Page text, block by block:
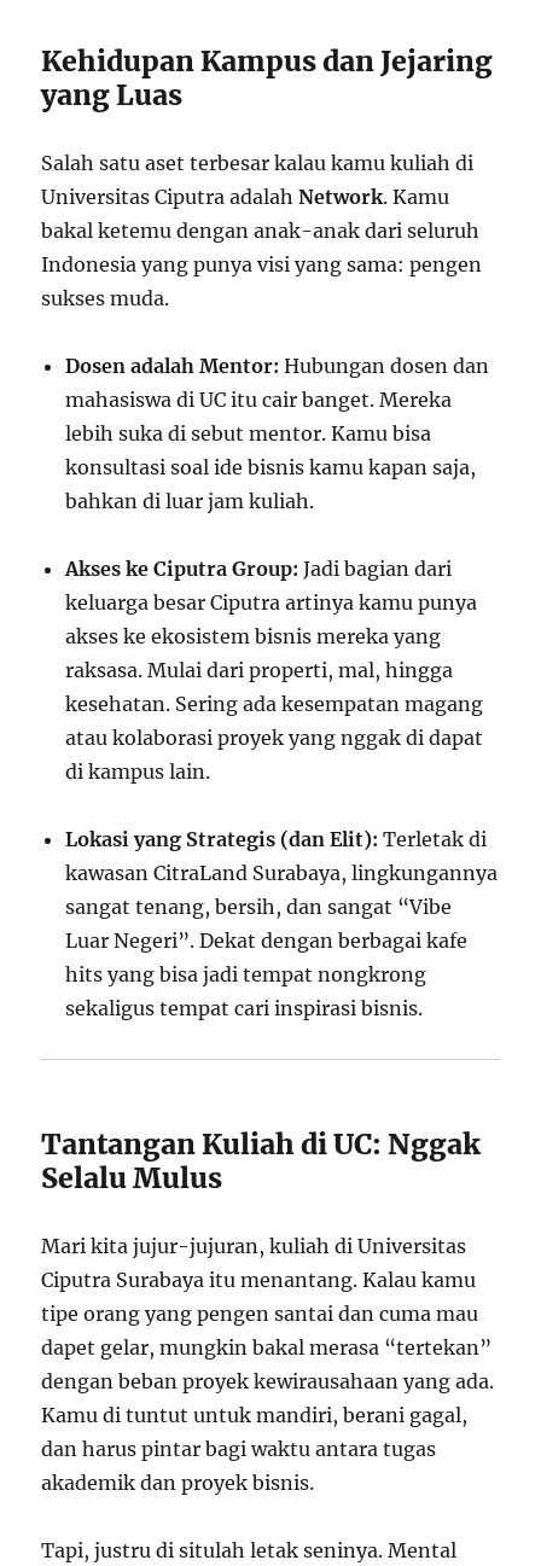
Kehidupan Kampus dan Jejaring
yang Luas
Salah satu aset terbesar kalau kamu kuliah di
Universitas Ciputra adalahNetwork. Kamu
bakal ketemu dengan anak-anak dari seluruh
Indonesia yang punya visi yang sama: pengen
sukses muda.
Dosen adalah Mentor: Hubungan dosen dan
mahasiswa di UC itu cair banget. Mereka
lebih suka di sebut mentor. Kamu bisa
konsultasi soal ide bisnis kamu kapan saja,
bahkan di luar jam kuliah.
Akses ke Ciputra Group: Jadi bagian dari
keluarga besar Ciputra artinya kamu punya
akses ke ekosistem bisnis mereka yang
raksasa. Mulai dari properti, mal, hingga
kesehatan. Sering ada kesempatan magang
atau kolaborasi proyek yang nggak di dapat
di kampus lain.
Lokasi yang Strategis (dan Elit): Terletak di
kawasan CitraLand Surabaya, lingkungannya
sangat tenang, bersih, dan sangat “Vibe
Luar Negeri”. Dekat dengan berbagai kafe
hits yang bisa jadi tempat nongkrong
sekaligus tempat cari inspirasi bisnis.
Tantangan Kuliah di UC: Nggak
Selalu Mulus
Mari kita jujur-jujuran, kuliah di Universitas
Ciputra Surabaya itu menantang. Kalau kamu
tipe orang yang pengen santai dan cuma mau
dapet gelar, mungkin bakal merasa “tertekan”
dengan beban proyek kewirausahaan yang ada.
Kamu di tuntut untuk mandiri, berani gagal,
dan harus pintar bagi waktu antara tugas
akademik dan proyek bisnis.
Tapi, justru di situlah letak seninya. Mental